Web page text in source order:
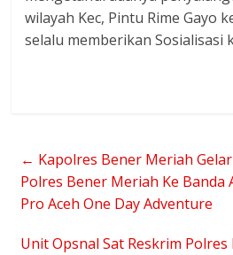
wilayah Kec, Pintu Rime Gayo
selalu memberikan Sosialisasi
← Kapolres Bener Meriah
Polres Bener Meriah Ke Banda
Pro Aceh One Day Adventure
Unit Opsnal Sat Reskrim